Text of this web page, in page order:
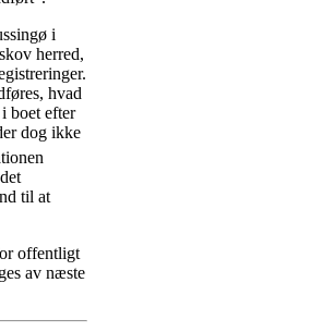
i
herred,
hvad
boet efter
dog ikke
til at
offentligt
av næste